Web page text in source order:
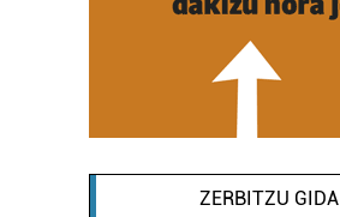
ZERBITZU GIDA